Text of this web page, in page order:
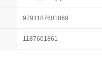
9791187601869
1187601861